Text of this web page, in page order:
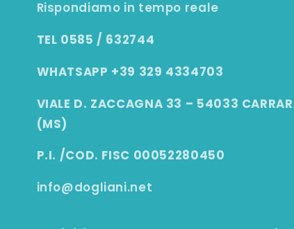
Rispondiamo in tempo reale
TEL 0585 / 632744
WHATSAPP +39 329 4334703
VIALE D. ZACCAGNA 33 – 54033
(MS)
P.I. /COD. FISC 00052280450
info@dogliani.net